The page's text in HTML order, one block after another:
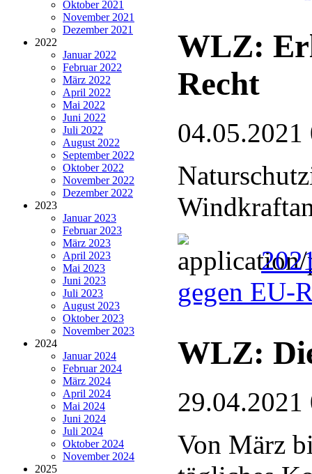
Oktober 2021
November 2021
Dezember 2021
2022
Januar 2022
Februar 2022
März 2022
April 2022
Mai 2022
Juni 2022
Juli 2022
August 2022
September 2022
Oktober 2022
November 2022
Dezember 2022
2023
Januar 2023
Februar 2023
März 2023
April 2023
Mai 2023
Juni 2023
Juli 2023
August 2023
Oktober 2023
November 2023
2024
Januar 2024
Februar 2024
März 2024
April 2024
Mai 2024
Juni 2024
Juli 2024
Oktober 2024
November 2024
2025
WLZ:
Recht
04.05.2021
gegen EU-
WLZ:
29.04.2021
Von März